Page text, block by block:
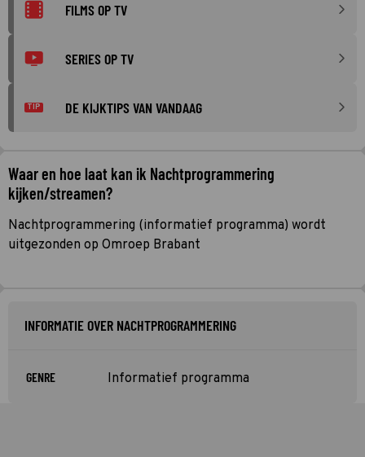
FILMS OP TV
SERIES OP TV
TIP DE KIJKTIPS VAN VANDAAG
Waar en hoe laat kan ik Nachtprogrammering
kijken/streamen?
Nachtprogrammering (informatief programma) wordt
uitgezonden op Omroep Brabant
INFORMATIE OVER NACHTPROGRAMMERING
GENRE Informatief programma